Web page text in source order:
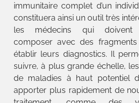
immunitaire complet d’un
constituera ainsi un outil très
les médecins qui doivent
composer avec des fragments
établir leurs diagnostics. Il
suivre, à plus grande échelle,
de maladies à haut potentiel
apporter plus rapidement de